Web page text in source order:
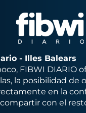
- Illes Balears
FIBWI DIARIO
la posibilidad de
en la
con el